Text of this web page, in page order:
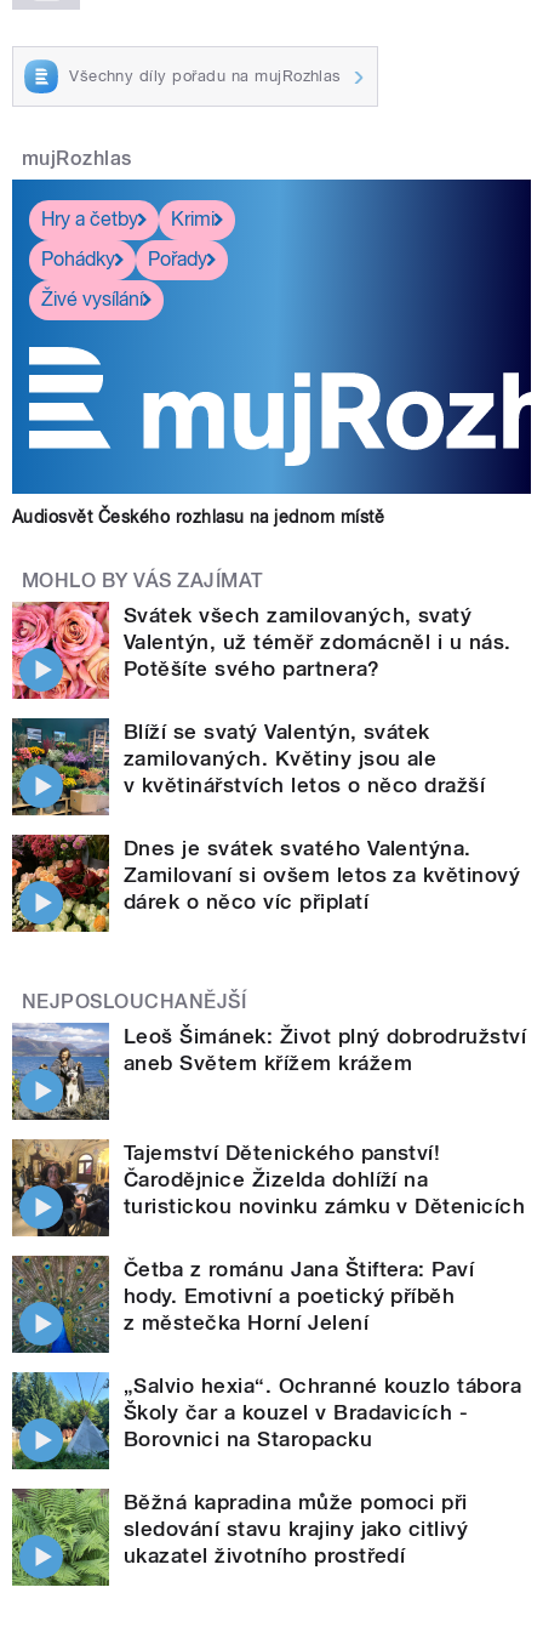
Všechny díly pořadu na mujRozhlas
mujRozhlas
Hry a četby
Krimi
Pohádky
Pořady
Živé vysílání
Audiosvět Českého rozhlasu na jednom místě
MOHLO BY VÁS ZAJÍMAT
Svátek všech zamilovaných, svatý
Valentýn, už téměř zdomácněl i u nás.
Potěšíte svého partnera?
Blíží se svatý Valentýn, svátek
zamilovaných. Květiny jsou ale
v květinářstvích letos o něco dražší
Dnes je svátek svatého Valentýna.
Zamilovaní si ovšem letos za květinový
dárek o něco víc připlatí
NEJPOSLOUCHANĚJŠÍ
Leoš Šimánek: Život plný dobrodružství
aneb Světem křížem krážem
Tajemství Dětenického panství!
Čarodějnice Žizelda dohlíží na
turistickou novinku zámku v Dětenicích
Četba z románu Jana Štiftera: Paví
hody. Emotivní a poetický příběh
z městečka Horní Jelení
„Salvio hexia“. Ochranné kouzlo tábora
Školy čar a kouzel v Bradavicích -
Borovnici na Staropacku
Běžná kapradina může pomoci při
sledování stavu krajiny jako citlivý
ukazatel životního prostředí